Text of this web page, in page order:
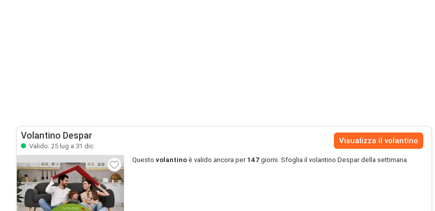
Volantino Despar
Valido: 25 lug a 31 dic
Visualizza il volantino
Questo volantino è valido ancora per 147 giorni. Sfoglia il volantino Despar della settimana.